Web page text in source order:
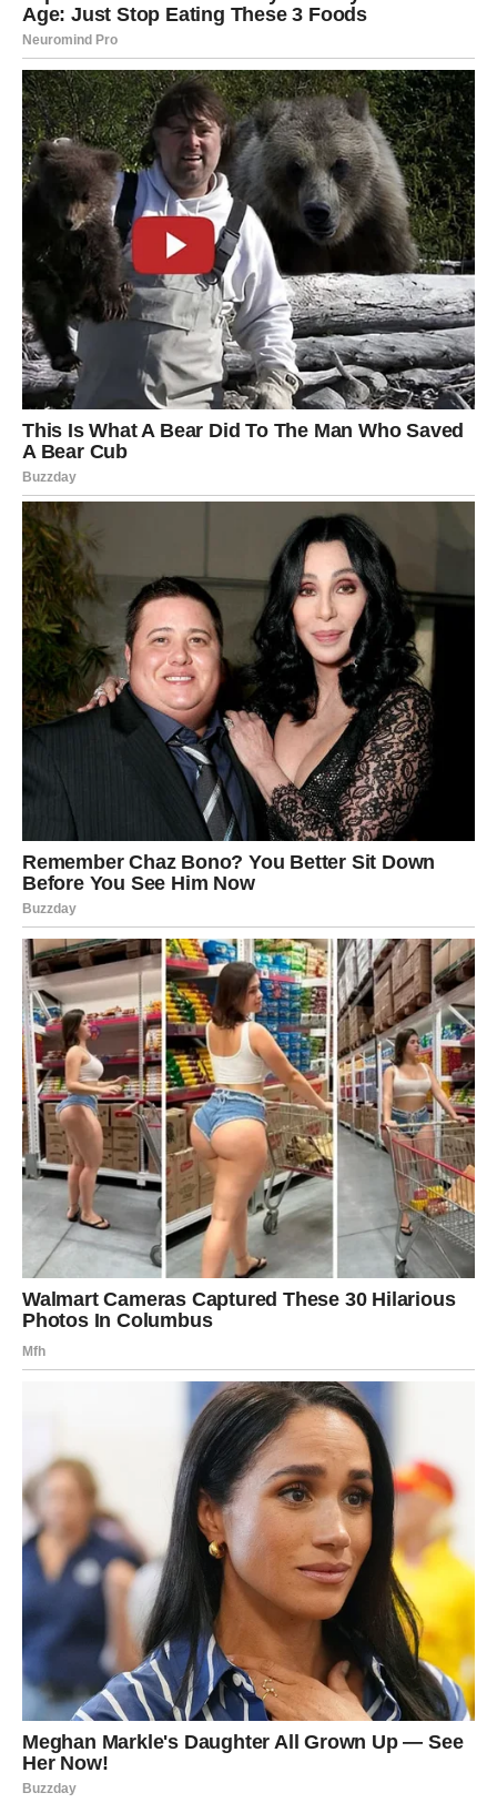
koliko želi ostati uz vas.
Ljubav vam vraća vjeru u sreću
Pred vama su veoma nježni i posebni trenuci.
BLIZANCI
Zvijezde vam donose istinu koju više ne možete
ignorisati.
Jedna vijest sada potpuno mijenja vaš pogled na jednu
osobu ili situaciju.
Vrijeme je da otvorite oči
Pred vama su veoma važni trenuci.
RAK
Rakovi su među najvećim miljenicima sudbine u ovom
periodu.
Poslije mnogo tuge dolazi događaj koji vam vraća vjeru da
sreća ipak postoji.
Sudbina vam šalje ono što ste dugo
čekali
Pred vama su veoma nježni i sretni trenuci.
LAV
Lavovima dolazi veliki poslovni i finansijski uspjeh.
Sve ono što ste dugo gradili sada konačno počinje
donositi ozbiljan novac i priznanje.
Vrijeme velikog obilja tek počinje
Pred vama su veoma uspješni dani.
DJEVICA
Pred vama su dani tokom kojih ćete konačno jasno vidjeti
kome možete vjerovati.
Jedna odluka sada vam donosi mnogo više mira i
Intuicija vam pokazuje pravi put
Pred vama su veoma posebni trenuci.